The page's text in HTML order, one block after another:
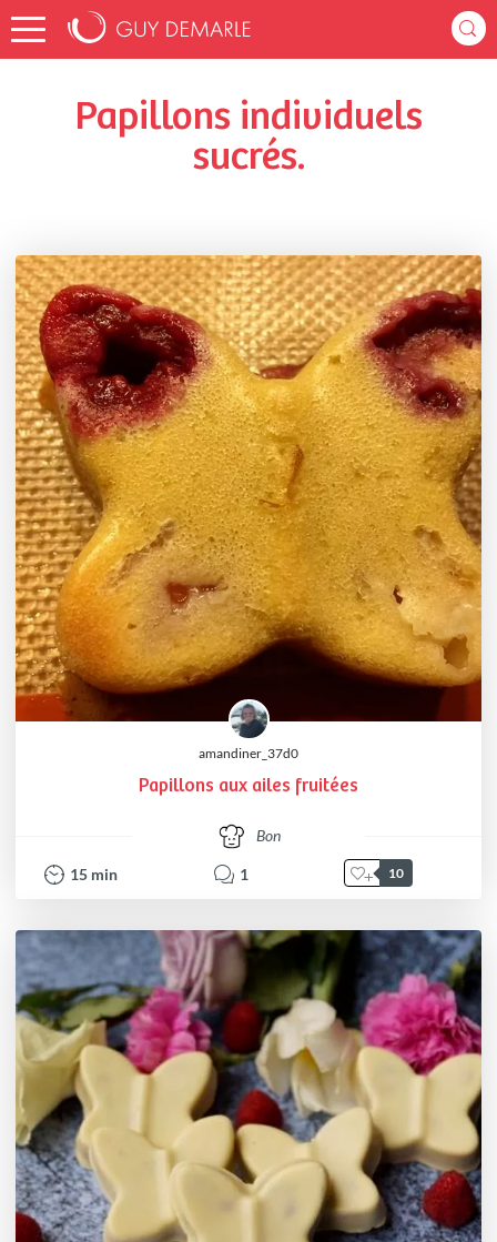
Accueil sylvie02
Listes de favoris
Papillons individuels sucrés.
Papillons individuels
sucrés.
amandiner_37d0
Papillons aux ailes fruitées
Bon
15 min 1 10